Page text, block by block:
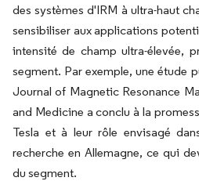
des systèmes d'IRM à ultra-haut
sensibiliser aux applications
intensité de champ ultra-élevée,
segment. Par exemple, une étude
Journal of Magnetic Resonance
and Medicine a conclu à la
Tesla et à leur rôle envisagé
recherche en Allemagne, ce qui
du segment.